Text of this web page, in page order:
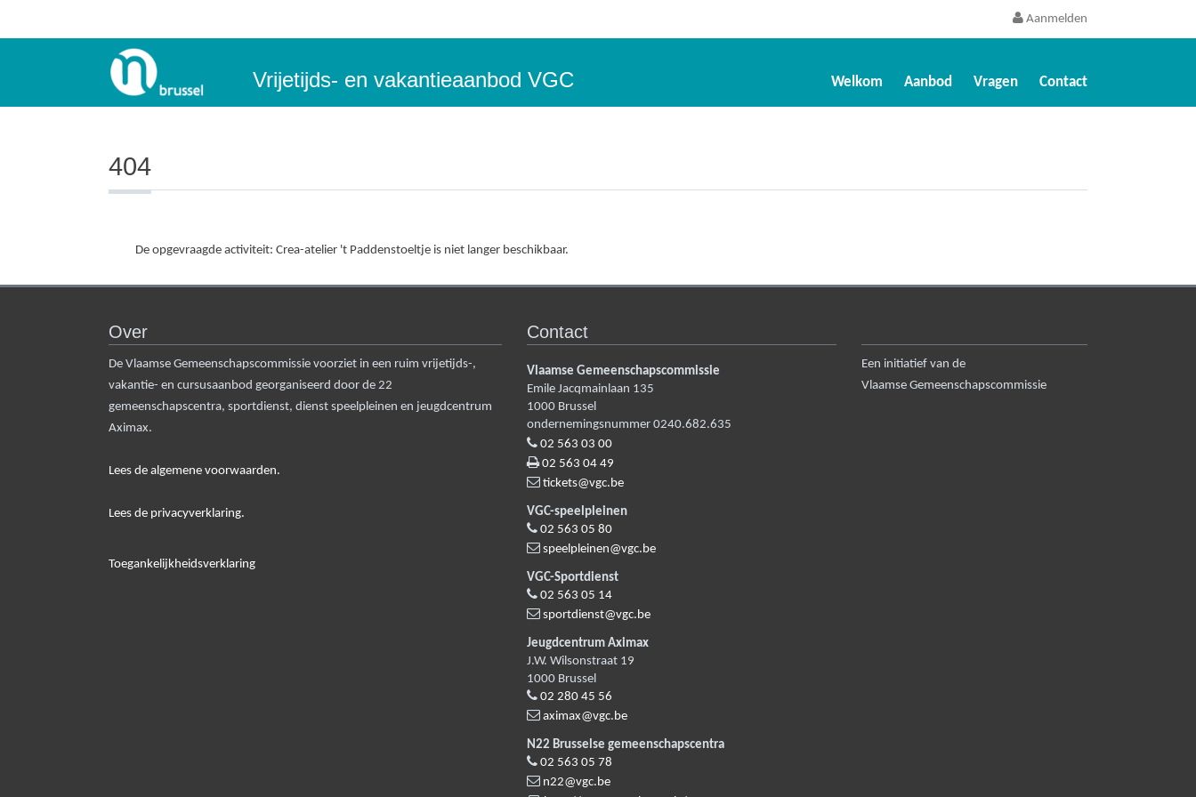
Aanmelden
Welkom Aanbod Vragen Contact
Vrijetijds- en vakantieaanbod VGC
404
De opgevraagde activiteit: Crea-atelier 't Paddenstoeltje is niet langer beschikbaar.
Over
De Vlaamse Gemeenschapscommissie voorziet in een ruim vrijetijds-,
vakantie- en cursusaanbod georganiseerd door de 22
gemeenschapscentra, sportdienst, dienst speelpleinen en jeugdcentrum
Aximax.
Lees de algemene voorwaarden.
Lees de privacyverklaring.
Toegankelijkheidsverklaring
Contact
Vlaamse Gemeenschapscommissie
Emile Jacqmainlaan 135
1000 Brussel
ondernemingsnummer 0240.682.635
02 563 03 00
02 563 04 49
tickets@vgc.be
VGC-speelpleinen
02 563 05 80
speelpleinen@vgc.be
VGC-Sportdienst
02 563 05 14
sportdienst@vgc.be
Jeugdcentrum Aximax
J.W. Wilsonstraat 19
1000 Brussel
02 280 45 56
aximax@vgc.be
N22 Brusselse gemeenschapscentra
02 563 05 78
n22@vgc.be
Een initiatief van de
Vlaamse Gemeenschapscommissie